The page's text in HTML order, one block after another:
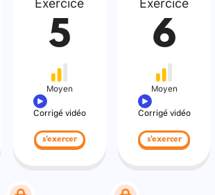
5
Moyen
Corrigé vidéo
s'exercer
6
Moyen
Corrigé vidéo
s'exercer